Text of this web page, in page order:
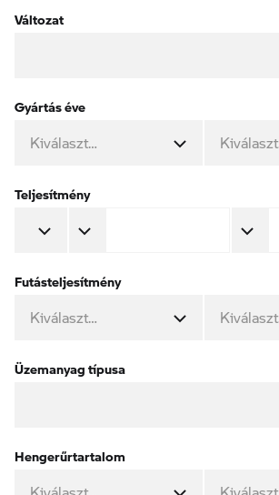
Változat
Gyártás éve
Teljesítmény
Futásteljesítmény
Üzemanyag típusa
Hengerűrtartalom